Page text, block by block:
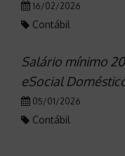
16/02/2026
Contábil
Salário mínimo
eSocial
05/01/2026
Contábil